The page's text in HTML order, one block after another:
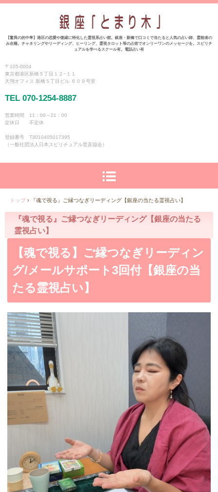
【驚異の的中率】港区の恋愛や復縁に特化した霊視系占い館。銀座・新橋で口コミで当たると人気の占い師、霊能者の
み在籍。チャネリングやリーディング、ヒーリング、霊視タロット等の占術でオンリーワンのメッセージを。スピリチ
ュアルを学べるスクール有。電話占い有
〒105-0004
東京都港区新橋５丁目１２−１１
天翔オフィス 新橋５丁目ビル ６０９号室
TEL 070-1254-8887
営業時間 11：00～21：00
定休日 不定休
登録番号 T3010405017395
（一般社団法人日本スピリチュアル普及協会）
トップ › 『魂で視る』ご縁つなぎリーディング【銀座の当たる霊視占い】
『魂で視る』ご縁つなぎリーディング【銀座の当たる
霊視占い】
【魂で視る】ご縁つなぎリーディン
グ/メールサポート3回付【銀座の当
たる霊視占い】